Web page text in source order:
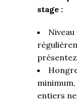
stage :
entiers